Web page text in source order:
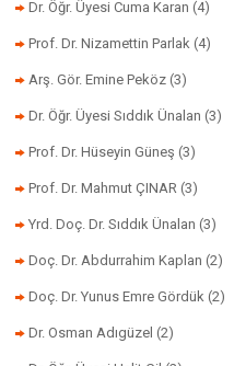
Dr. Öğr. Üyesi Cuma Karan (4)
Prof. Dr. Nizamettin Parlak (4)
Arş. Gör. Emine Peköz (3)
Dr. Öğr. Üyesi Sıddık Ünalan (3)
Prof. Dr. Hüseyin Güneş (3)
Prof. Dr. Mahmut ÇINAR (3)
Yrd. Doç. Dr. Sıddık Ünalan (3)
Doç. Dr. Abdurrahim Kaplan (2)
Doç. Dr. Yunus Emre Gördük (2)
Dr. Osman Adıgüzel (2)